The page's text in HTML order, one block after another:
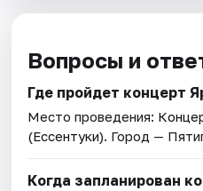
Вопросы и
Где пройдет концерт
Место проведения:
(Ессентуки). Город —
Когда запланирован